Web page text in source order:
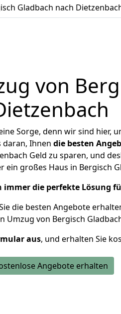
Gladbach nach
von
Sorge, denn wir sind hier,
Ihnen die besten
Geld zu sparen, und
großes Haus in Bergisch
immer die perfekte Lösung
die besten Angebote
Umzug von Bergisch
aus, und erhalten Sie
Angebote erhalten